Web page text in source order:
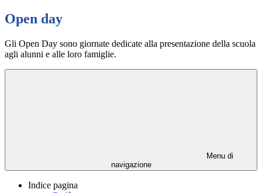
Open day
Gli Open Day sono giornate dedicate alla presentazione della scuola
agli alunni e alle loro famiglie.
Menu di
navigazione
Indice pagina